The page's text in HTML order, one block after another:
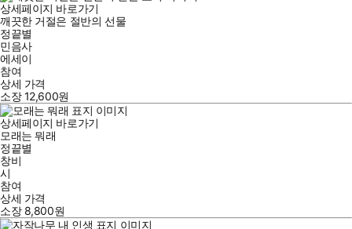
상세페이지 바로가기
깨끗한 거절은 절반의 선물
정끝별
민음사
에세이
참여
상세 가격
소장12,600원
상세페이지 바로가기
모래는 뭐래
정끝별
창비
시
참여
상세 가격
소장 8,800원